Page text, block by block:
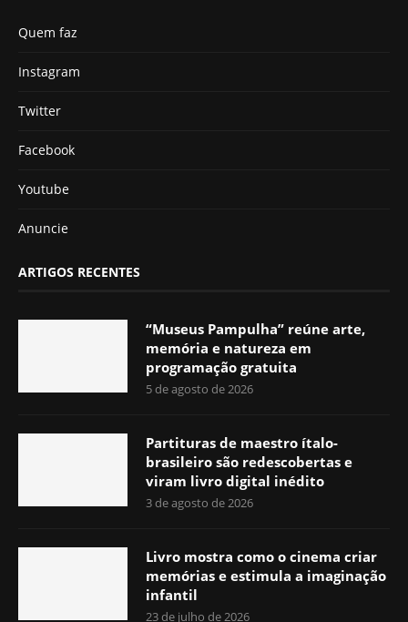
Quem faz
Instagram
Twitter
Facebook
Youtube
Anuncie
ARTIGOS RECENTES
“Museus Pampulha” reúne arte,
memória e natureza em
programação gratuita
5 de agosto de 2026
Partituras de maestro ítalo-
brasileiro são redescobertas e
viram livro digital inédito
3 de agosto de 2026
Livro mostra como o cinema criar
memórias e estimula a imaginação
infantil
23 de julho de 2026